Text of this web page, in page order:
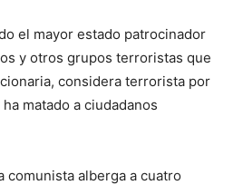
el mayor estado patrocinador
y otros grupos terroristas que
considera terrorista por
matado a ciudadanos
comunista alberga a cuatro